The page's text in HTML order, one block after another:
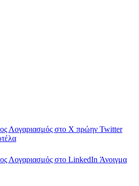
Λογαριασμός στο X πρώην Twitter
Λογαριασμός στο LinkedIn Άνοιγμα